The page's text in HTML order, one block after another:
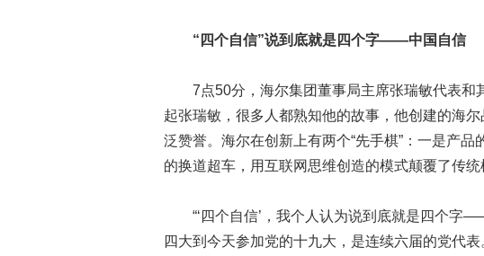
“四个自信”说到底就是四个字——中国自信
7点50分，海尔集团董事局主席张瑞敏代表和
起张瑞敏，很多人都熟知他的故事，他创建的海
泛赞誉。海尔在创新上有两个“先手棋”：一是产品
的换道超车，用互联网思维创造的模式颠覆了传统
“‘四个自信’，我个人认为说到底就是四个字
四大到今天参加党的十九大，是连续六届的党代